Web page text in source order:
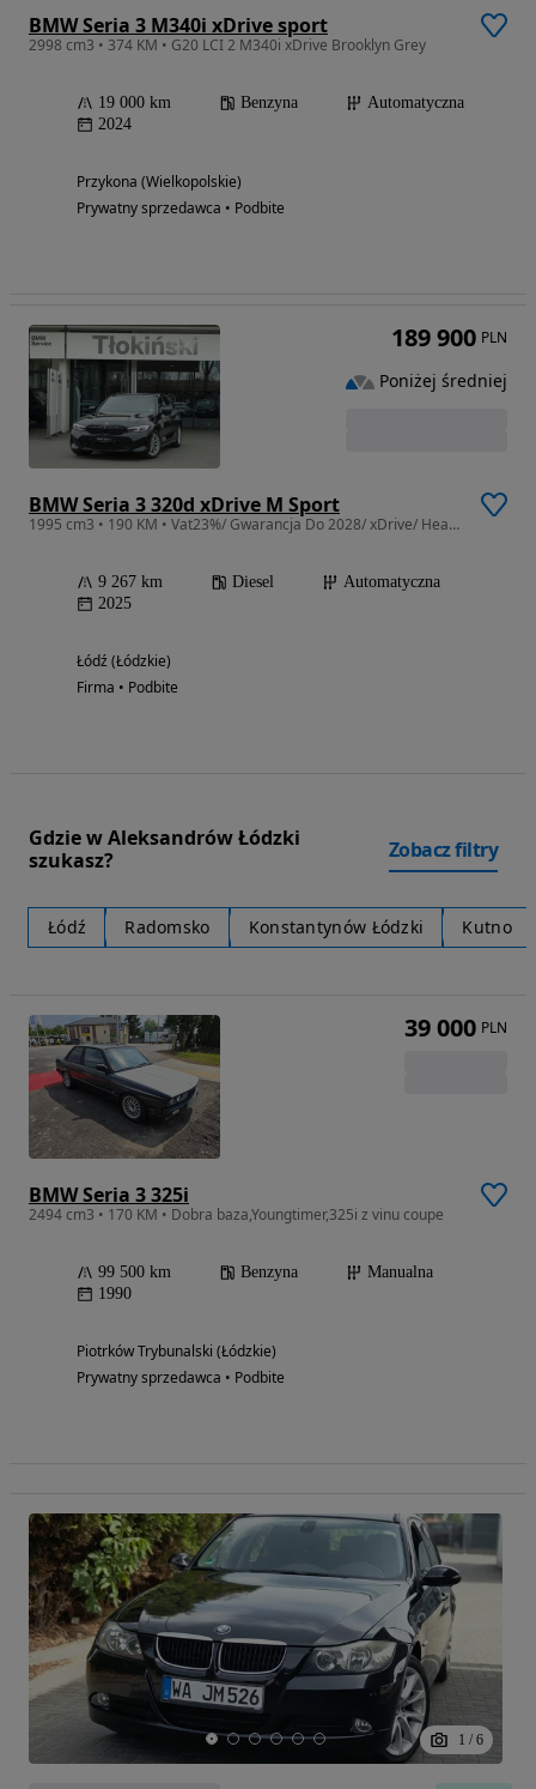
BMW Seria 3 M340i xDrive sport
2998 cm3 • 374 KM • G20 LCI 2 M340i xDrive Brooklyn Grey
19 000 km Benzyna
Automatyczna
2024
Przykona (Wielkopolskie)
Prywatny sprzedawca • Podbite
BMW Seria 3 320d xDrive M Sport
1995 cm3 • 190 KM • Vat23%/ Gwarancja Do 2028/ xDrive/ Head Up/ Kamery 360*/ Panorama
9 267 km Diesel
Automatyczna
2025
Łódź (Łódzkie)
Firma • Podbite
189 900 PLN
Poniżej średniej
Gdzie w Aleksandrów Łódzki
szukasz?
Zobacz filtry
Łódź Radomsko Konstantynów Łódzki Kutno
BMW Seria 3 325i
2494 cm3 • 170 KM • Dobra baza,Youngtimer,325i z vinu coupe
99 500 km Benzyna
Manualna
1990
Piotrków Trybunalski (Łódzkie)
Prywatny sprzedawca • Podbite
39 000 PLN
1 / 6